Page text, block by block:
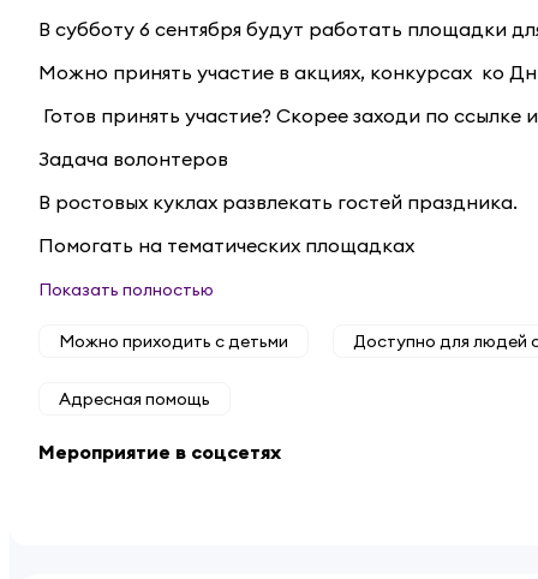
В субботу 6 сентября будут работать площадки
Можно принять участие в акциях, конкурсах ко
Готов принять участие? Скорее заходи по
Задача волонтеров
В ростовых куклах развлекать гостей праздника.
Помогать на тематических площадках
Показать полностью
Можно приходить с детьми Доступно для людей
Адресная помощь
Мероприятие в соцсетях